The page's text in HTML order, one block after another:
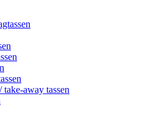
take-away tassen